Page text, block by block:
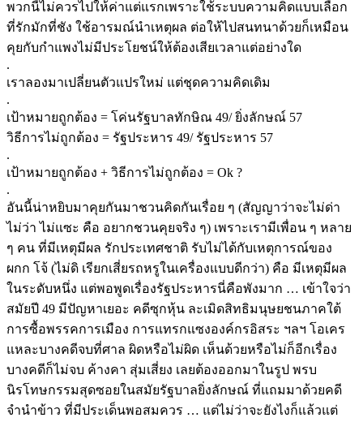
พวกนี้ไม่ควรไปให้ค่าแต่แรกเพราะใช้ระบบความคิดแบบเลือก
ที่รักมักที่ชัง ใช้อารมณ์นำเหตุผล ต่อให้ไปสนทนาด้วยก็เหมือน
คุยกับกำแพงไม่มีประโยชน์ให้ต้องเสียเวลาแต่อย่างใด
.
เราลองมาเปลี่ยนตัวแปรใหม่ แต่ชุดความคิดเดิม
.
เป้าหมายถูกต้อง = โค่นรัฐบาลทักษิณ 49/ ยิ่งลักษณ์ 57
วิธีการไม่ถูกต้อง = รัฐประหาร 49/ รัฐประหาร 57
.
เป้าหมายถูกต้อง + วิธีการไม่ถูกต้อง = Ok ?
.
อันนี้น่าหยิบมาคุยกันมาชวนคิดกันเรื่อย ๆ (สัญญาว่าจะไม่ด่า
ไม่ว่า ไม่แซะ คือ อยากชวนคุยจริง ๆ) เพราะเรามีเพื่อน ๆ หลาย
ๆ คน ที่มีเหตุมีผล รักประเทศชาติ รับไม่ได้กับเหตุการณ์ของ
ผกก โจ้ (ไม่ดิ เรียกเสี่ยรถหรูในเครื่องแบบดีกว่า) คือ มีเหตุมีผล
ในระดับหนึ่ง แต่พอพูดเรื่องรัฐประหารนี่คือพังมาก … เข้าใจว่า
สมัยปี 49 มีปัญหาเยอะ คดีซุกหุ้น ละเมิดสิทธิมนุษยชนภาคใต้
การซื้อพรรคการเมือง การแทรกแซงองค์กรอิสระ ฯลฯ โอเคร
แหละบางคดีจบที่ศาล ผิดหรือไม่ผิด เห็นด้วยหรือไม่ก็อีกเรื่อง
บางคดีก็ไม่จบ ค้างคา สุ่มเสี่ยง เลยต้องออกมาในรูป พรบ
นิรโทษกรรมสุดซอยในสมัยรัฐบาลยิ่งลักษณ์ ที่แถมมาด้วยคดี
จำนำข้าว ที่มีประเด็นพอสมควร … แต่ไม่ว่าจะยังไงก็แล้วแต่